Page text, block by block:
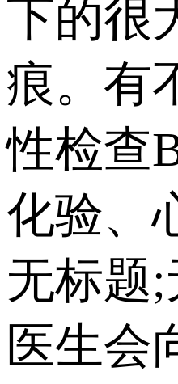
下的很
痕。有
性检查
化验、
无标题
医生会